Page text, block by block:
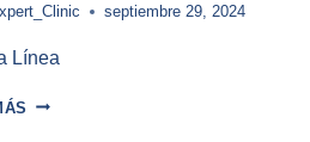
septiembre 29, 2024
Línea
TRASPLANTE